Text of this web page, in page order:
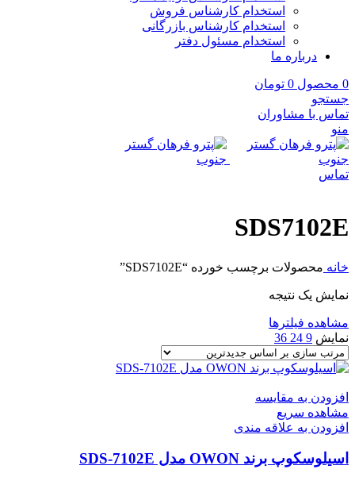
استخدام کارشناس فروش
استخدام کارشناس بازرگانی
استخدام مسئول دفتر
درباره ما
0 محصول 0 تومان
جستجو
تماس با مشاوران
منو
تماس
SDS7102E
خانه محصولات برچسب خورده “SDS7102E”
نمایش یک نتیجه
مشاهده فیلترها
نمایش 9
24
36
افزودن به مقایسه
مشاهده سریع
افزودن به علاقه مندی
اسیلوسکوپ برند OWON مدل SDS-7102E